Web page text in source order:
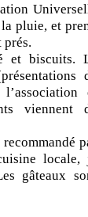
pluie, et
prés.
et biscuits.
viennent
locale,
gâteaux